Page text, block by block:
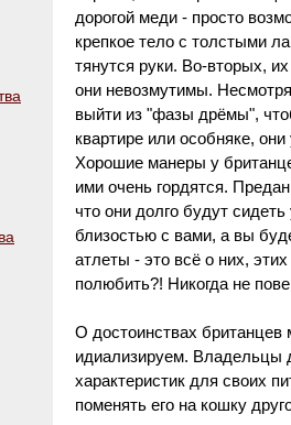
дорогой меди - просто
крепкое тело с толстыми
тянутся руки. Во-вторых,
они невозмутимы.
выйти из "фазы дрёмы",
квартире или особняке,
Хорошие манеры у
ими очень гордятся.
что они долго будут
близостью с вами, а вы
атлеты - это всё о них,
полюбить?! Никогда не
О достоинствах
идиализируем. Владельцы
характеристик для своих
поменять его на кошку